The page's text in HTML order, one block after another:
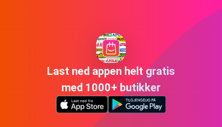
Last ned appen helt gratis
med 1000+ butikker